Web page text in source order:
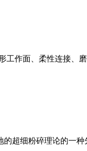
作面、柔性连接、
超细粉碎理论的一